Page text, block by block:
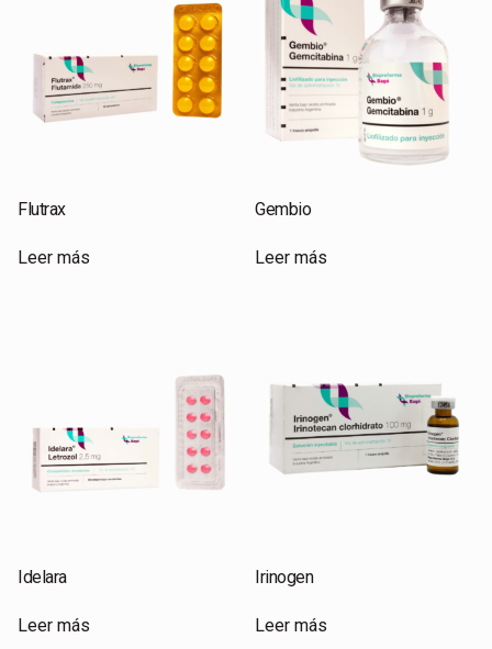
Flutrax
Leer más
Gembio
Leer más
Idelara
Leer más
Irinogen
Leer más